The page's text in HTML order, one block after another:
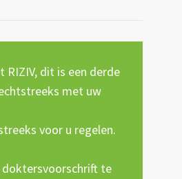
RIZIV, dit is een derde
met uw
voor u regelen.
doktersvoorschrift te